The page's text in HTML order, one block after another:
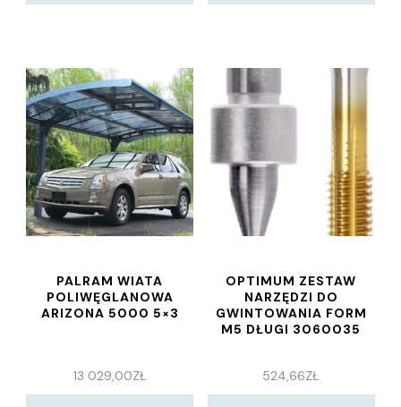
PALRAM WIATA
POLIWĘGLANOWA
ARIZONA 5000 5×3
13 029,00ZŁ
OPTIMUM ZESTAW
NARZĘDZI DO
GWINTOWANIA FORM
M5 DŁUGI 3060035
524,66ZŁ